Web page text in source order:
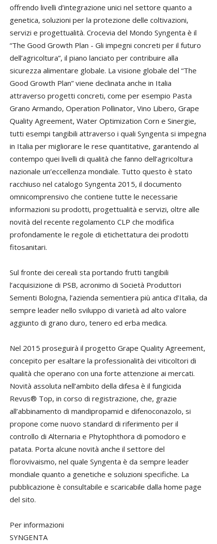
offrendo livelli d’integrazione unici nel settore quanto a
genetica, soluzioni per la protezione delle coltivazioni,
servizi e progettualità. Crocevia del Mondo Syngenta è il
“The Good Growth Plan - Gli impegni concreti per il futuro
dell’agricoltura”, il piano lanciato per contribuire alla
sicurezza alimentare globale. La visione globale del “The
Good Growth Plan” viene declinata anche in Italia
attraverso progetti concreti, come per esempio Pasta
Grano Armando, Operation Pollinator, Vino Libero, Grape
Quality Agreement, Water Optimization Corn e Sinergie,
tutti esempi tangibili attraverso i quali Syngenta si impegna
in Italia per migliorare le rese quantitative, garantendo al
contempo quei livelli di qualità che fanno dell’agricoltura
nazionale un’eccellenza mondiale. Tutto questo è stato
racchiuso nel catalogo Syngenta 2015, il documento
omnicomprensivo che contiene tutte le necessarie
informazioni su prodotti, progettualità e servizi, oltre alle
novità del recente regolamento CLP che modifica
profondamente le regole di etichettatura dei prodotti
fitosanitari.
Sul fronte dei cereali sta portando frutti tangibili
l’acquisizione di PSB, acronimo di Società Produttori
Sementi Bologna, l’azienda sementiera più antica d’Italia, da
sempre leader nello sviluppo di varietà ad alto valore
aggiunto di grano duro, tenero ed erba medica.
Nel 2015 proseguirà il progetto Grape Quality Agreement,
concepito per esaltare la professionalità dei viticoltori di
qualità che operano con una forte attenzione ai mercati.
Novità assoluta nell’ambito della difesa è il fungicida
Revus® Top, in corso di registrazione, che, grazie
all’abbinamento di mandipropamid e difenoconazolo, si
propone come nuovo standard di riferimento per il
controllo di Alternaria e Phytophthora di pomodoro e
patata. Porta alcune novità anche il settore del
florovivaismo, nel quale Syngenta è da sempre leader
mondiale quanto a genetiche e soluzioni specifiche. La
pubblicazione è consultabile e scaricabile dalla home page
del sito.
Per informazioni
SYNGENTA